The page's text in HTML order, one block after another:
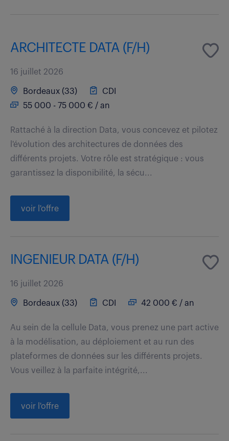
ARCHITECTE DATA (F/H)
16 juillet 2026
Bordeaux (33)
CDI
55 000 - 75 000 € / an
Rattaché à la direction Data, vous concevez et pilotez
l'évolution des architectures de données des
différents projets. Votre rôle est stratégique : vous
garantissez la disponibilité, la sécu...
voir l'offre
INGENIEUR DATA (F/H)
16 juillet 2026
Bordeaux (33) CDI 42 000 € / an
Au sein de la cellule Data, vous prenez une part active
à la modélisation, au déploiement et au run des
plateformes de données sur les différents projets.
Vous veillez à la parfaite intégrité,...
voir l'offre